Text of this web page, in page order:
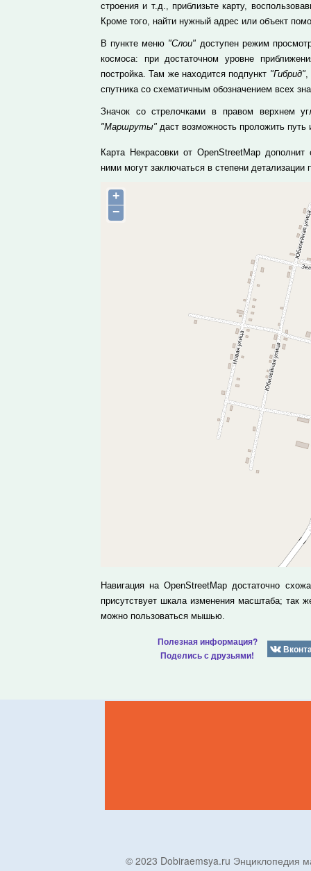
строения и т.д., приблизьте карту,
Кроме того, найти нужный адрес или объект
В пункте меню "Слои" доступен режим
космоса: при достаточном уровне
постройка. Там же находится подпункт "Гибрид",
спутника со схематичным обозначением всех
Значок со стрелочками в правом верхнем
"Маршруты" даст возможность проложить путь
Карта Некрасовки от OpenStreetMap
ними могут заключаться в степени
+
−
Навигация на OpenStreetMap достаточно
присутствует шкала изменения масштаба; так
можно пользоваться мышью.
Полезная информация?
Поделись с друзьями!
© 2023 Dobiraemsya.ru